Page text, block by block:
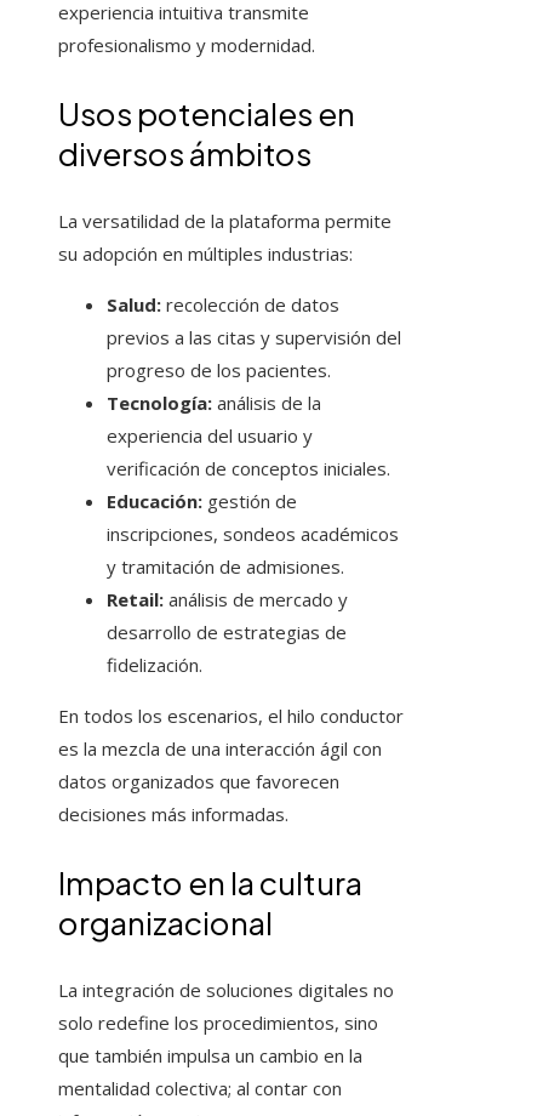
experiencia intuitiva transmite
profesionalismo y modernidad.
Usos potenciales en
diversos ámbitos
La versatilidad de la plataforma permite
su adopción en múltiples industrias:
Salud: recolección de datos
previos a las citas y supervisión del
progreso de los pacientes.
Tecnología: análisis de la
experiencia del usuario y
verificación de conceptos iniciales.
Educación: gestión de
inscripciones, sondeos académicos
y tramitación de admisiones.
Retail: análisis de mercado y
desarrollo de estrategias de
fidelización.
En todos los escenarios, el hilo conductor
es la mezcla de una interacción ágil con
datos organizados que favorecen
decisiones más informadas.
Impacto en la cultura
organizacional
La integración de soluciones digitales no
solo redefine los procedimientos, sino
que también impulsa un cambio en la
mentalidad colectiva; al contar con